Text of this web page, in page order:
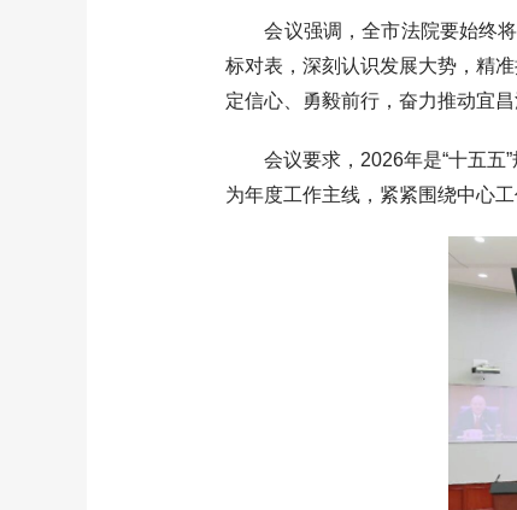
会议强调，全市法院要始终将
标对表，深刻认识发展大势，精
定信心、勇毅前行，奋力推动宜
会议要求，2026年是“十五五”
为年度工作主线，紧紧围绕中心